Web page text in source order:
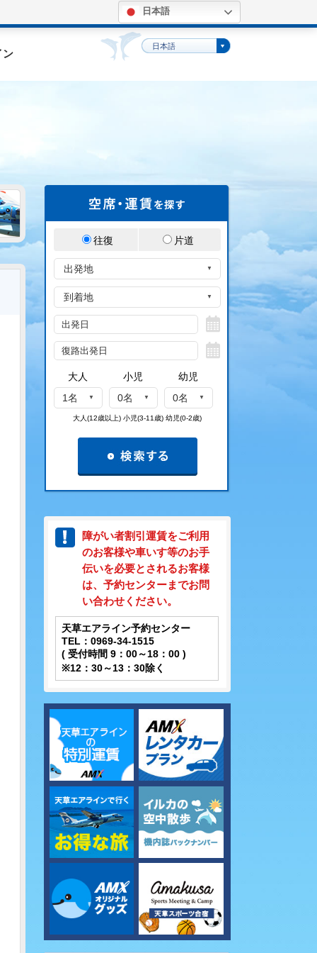
日本語
ン
日本語
往復 片道
大人 小児
幼児
1名
0名 0名
大人(12歳以上) 小児(3-11歳) 幼児(0-2歳)
障がい者割引運賃をご利用
のお客様や車いす等のお手
伝いを必要とされるお客様
は、予約センターまでお問
い合わせください。
天草エアライン予約センター
TEL：0969-34-1515
( 受付時間 9：00～18：00 )
※12：30～13：30除く